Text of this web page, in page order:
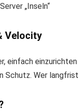
„Inseln“
Velocity
einfach
Schutz. Wer